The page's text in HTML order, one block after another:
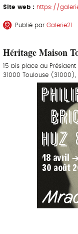
Site web : https://
Publié par Galerie21
Héritage Maison
15 bis place du Président
31000 Toulouse (31000),